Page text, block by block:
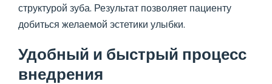
структурой зуба. Результат позволяет пациенту
добиться желаемой эстетики улыбки.
Удобный и быстрый процесс
внедрения